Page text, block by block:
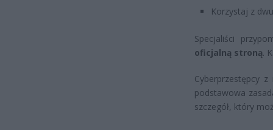
Korzystaj z
Specjaliści
oficjalną stroną.
Cyberprzestępcy
podstawowa
szczegół, który